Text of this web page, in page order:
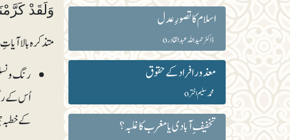
اسلام کا تصورِ عدل
ڈاکٹر حمید اللہ عبدا لقادرo
معذور افراد کے حقوق
محمد سلیم اخترo
تخفیف ِآبادی یا مغرب کا غلبہ؟
وَلَقَدْ
متذکرہ بالا
رنگ و
اُس کے
کے خطبہ